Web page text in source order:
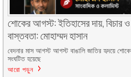
শোকের আগস্ট: ইতিহাসের দায়, বিচার
বাস্তবতা: মোহাম্মদ হাসান
বেদনার মাস আগস্ট আগস্ট বাঙালি জাতির হৃদয়ে
সংঘটিত হয়েছে
আরো পড়ুন